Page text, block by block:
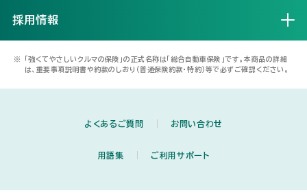
採用情報
※
「強くてやさしいクルマの保険」の正式名称は「総合自動車保険」です。本商品の詳細
は、重要事項説明書や約款のしおり（普通保険約款・特約）等で必ずご確認ください。
よくあるご質問 お問い合わせ
用語集 ご利用サポート